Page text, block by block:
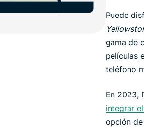
Puede
gama de
películas
teléfono
En 2023,
integrar
opción